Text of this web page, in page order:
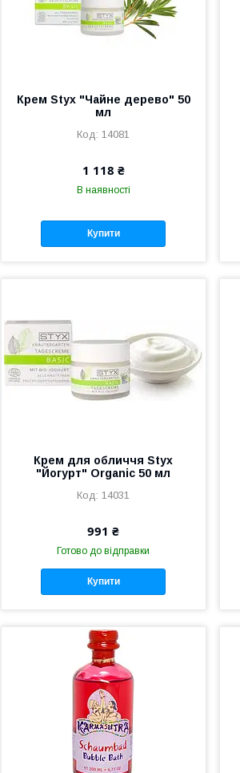
Крем Styx "Чайне дерево" 50
мл
14081
1 118 ₴
В наявності
Купити
Крем для обличчя Styx
"Йогурт" Organic 50 мл
14031
991 ₴
Готово до відправки
Купити